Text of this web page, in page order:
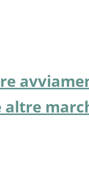
altre